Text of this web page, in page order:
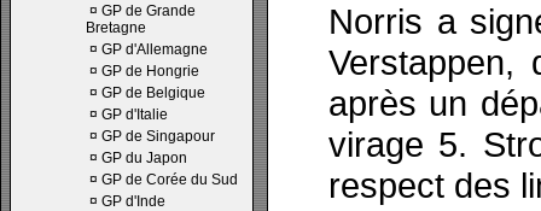
¤ GP de Grande
Bretagne
¤ GP d'Allemagne
¤ GP de Hongrie
¤ GP de Belgique
¤ GP d'Italie
¤ GP de Singapour
¤ GP du Japon
¤ GP de Corée du Sud
¤ GP d'Inde
Norris a
après un
virage 5.
respect des